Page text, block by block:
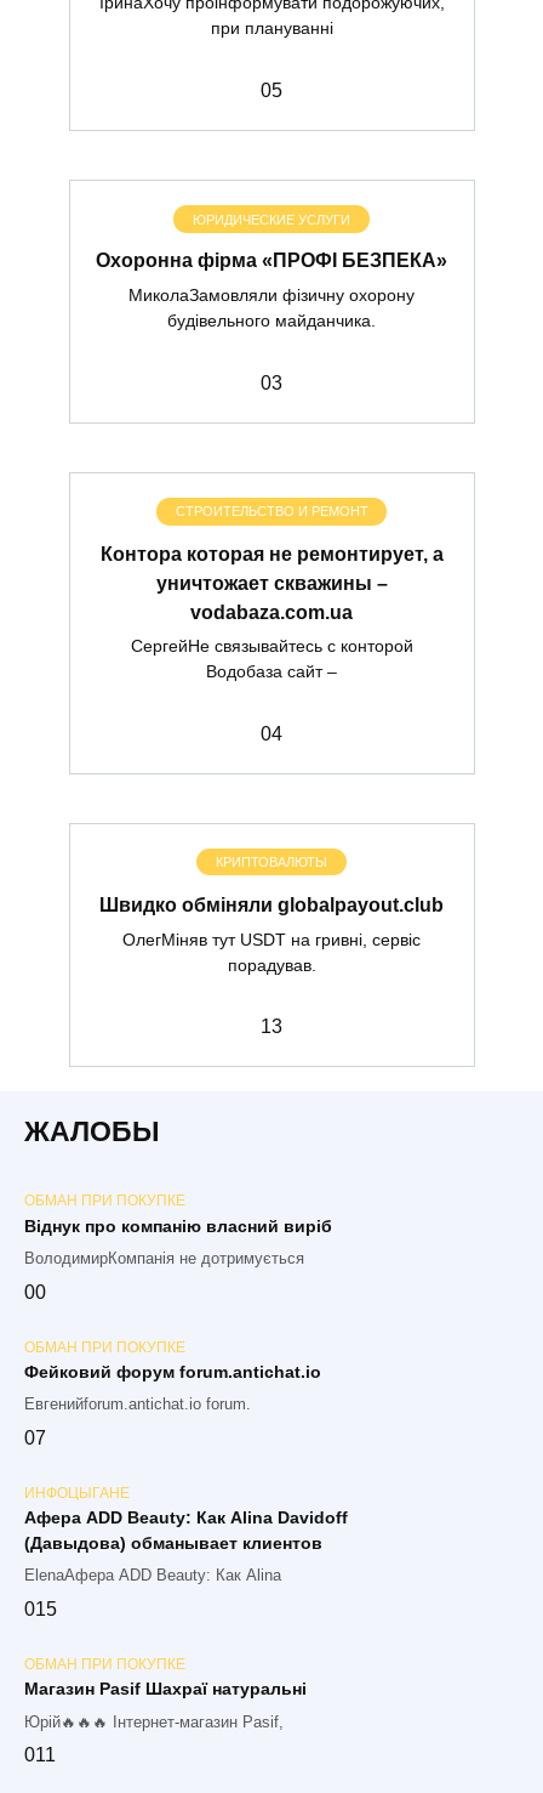
при плануванні
05
ЮРИДИЧЕСКИЕ УСЛУГИ
Охоронна фірма «ПРОФІ БЕЗПЕКА»
МиколаЗамовляли фізичну охорону
будівельного майданчика.
03
СТРОИТЕЛЬСТВО И РЕМОНТ
Контора которая не ремонтирует, а
уничтожает скважины –
vodabaza.com.ua
СергейНе связывайтесь с конторой
Водобаза сайт –
04
КРИПТОВАЛЮТЫ
Швидко обміняли globalpayout.club
ОлегМіняв тут USDT на гривні, сервіс
порадував.
13
ЖАЛОБЫ
ОБМАН ПРИ ПОКУПКЕ
Віднук про компанію власний виріб
ВолодимирКомпанія не дотримується
00
ОБМАН ПРИ ПОКУПКЕ
Фейковий форум forum.antichat.io
Евгенийforum.antichat.io forum.
07
ИНФОЦЫГАНЕ
Афера ADD Beauty: Как Alina Davidoff
(Давыдова) обманывает клиентов
ElenaАфера ADD Beauty: Как Alina
015
ОБМАН ПРИ ПОКУПКЕ
Магазин Pasif Шахраї натуральні
Юрій🔥🔥🔥 Інтернет-магазин Pasif,
011